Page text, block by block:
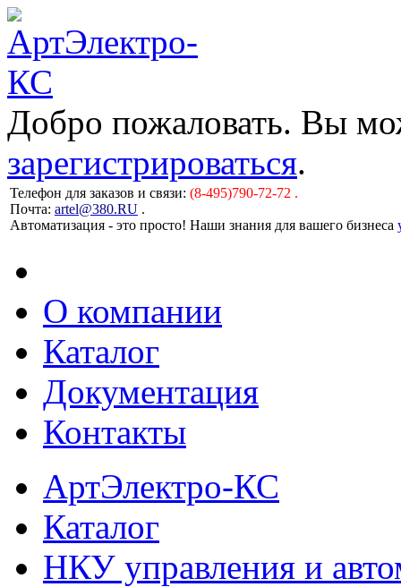
Добро пожаловать. Вы
зарегистрироваться.
Телефон для заказов и связи: (8-495)790-72-72 .
Почта: artel@380.RU .
Автоматизация - это просто! Наши знания для вашего бизнеса
О компании
Каталог
Документация
Контакты
АртЭлектро-КС
Каталог
НКУ управления и